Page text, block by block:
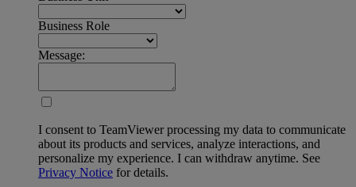
Business Role
Message:
I consent to TeamViewer processing my data to communicate
about its products and services, analyze interactions, and
personalize my experience. I can withdraw anytime. See
Privacy Notice for details.